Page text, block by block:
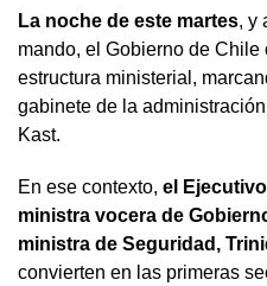
La noche de este martes, y
mando, el Gobierno de
estructura ministerial,
gabinete de la
Kast.
En ese contexto, el
ministra vocera de
ministra de Seguridad,
convierten en las primeras